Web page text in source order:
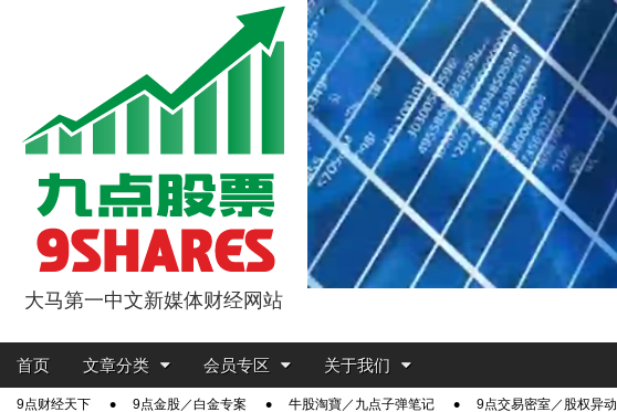
9点股票
大马第一中文新媒体财经网站
Main
Skip
首页 文章分类 会员专区 关于我们
Sub9点财经天下 9点金股／白金专案 牛股淘寶／九点子弹笔记 9点交易密室／股权异动